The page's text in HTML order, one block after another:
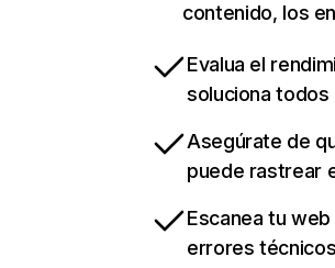
contenido, los
Evalua el
soluciona
Asegúrate de
puede rastrear
Escanea tu
errores